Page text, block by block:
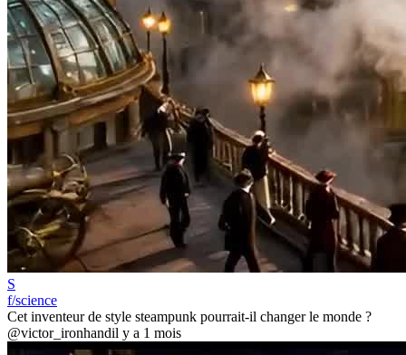
S
f/science
Cet inventeur de style steampunk pourrait-il changer le monde ?
@victor_ironhandil y a 1 mois